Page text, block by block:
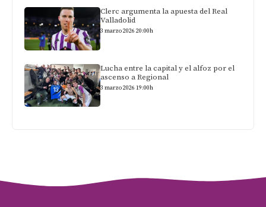
Clerc argumenta la apuesta del Real
Valladolid
3 marzo 2026 20:00h
Lucha entre la capital y el alfoz por el
ascenso a Regional
3 marzo 2026 19:00h